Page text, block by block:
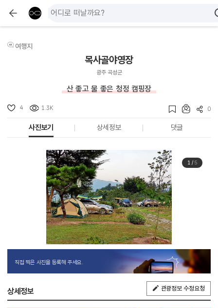
여행지
목사골야영장
광주 곡성군
산 좋고 물 좋은 청정 캠핑장
4 1.3K 0
사진보기 상세정보 댓글
1/ 5
직접 찍은 사진을 등록해 주세요.
상세정보 관광정보 수정요청